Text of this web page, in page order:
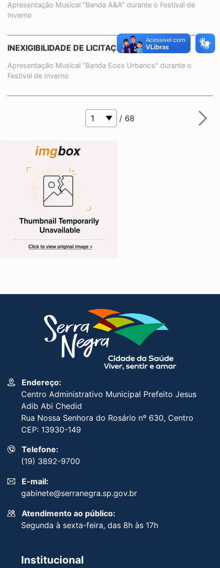
Apresentação Musical "Banda A&A" durante o Festival de
Inverno
INEXIGIBILIDADE DE LICITAÇÃO N°180/2026
Apresentação Musical "Banda Ecos Urbanos" durante o
Festival de Inverno
/ 68
Endereço:
Centro Administrativo Municipal Prefeito Jesus
Adib Abi Chedid
Rua Nossa Senhora do Rosário nº 630, Centro
CEP: 13930-149
Telefone:
(19) 3892-9700
E-mail:
gabinete@serranegra.sp.gov.br
Atendimento ao público:
Segunda à sexta-feira, das 8h às 17h
Institucional